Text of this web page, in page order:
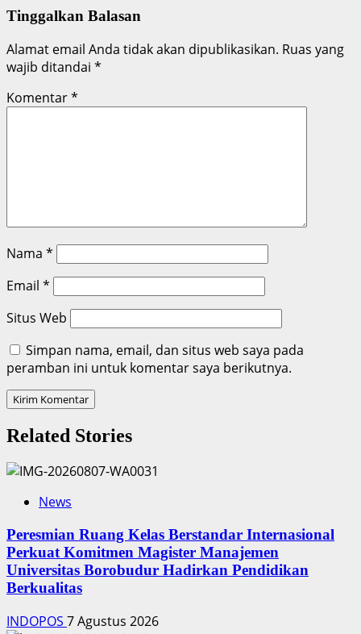
Tinggalkan Balasan
Alamat email Anda tidak akan dipublikasikan. Ruas yang
wajib ditandai *
Komentar*
Nama *
Email *
Situs Web
Simpan nama, email, dan situs web saya pada
peramban ini untuk komentar saya berikutnya.
Related Stories
News
Peresmian Ruang Kelas Berstandar Internasional
Perkuat Komitmen Magister Manajemen
Universitas Borobudur Hadirkan Pendidikan
Berkualitas
INDOPOS 7 Agustus 2026